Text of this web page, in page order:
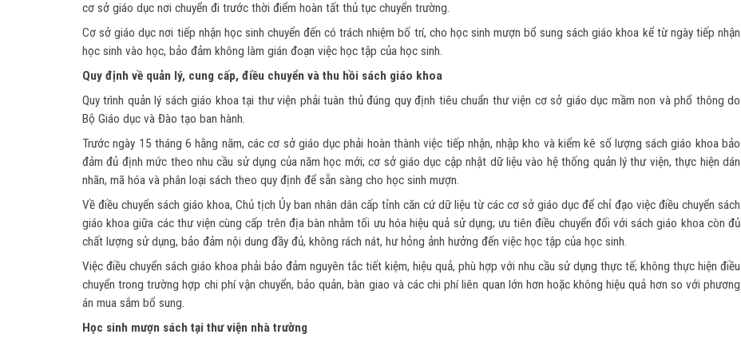
cơ sở giáo dục nơi chuyển đi trước thời điểm hoàn tất thủ tục chuyển trường.
Cơ sở giáo dục nơi tiếp nhận học sinh chuyển đến có trách nhiệm bố trí, cho học sinh mượn bổ sung sách giáo khoa kể từ ngày tiếp nhận
học sinh vào học, bảo đảm không làm gián đoạn việc học tập của học sinh.
Quy định về quản lý, cung cấp, điều chuyển và thu hồi sách giáo khoa
Quy trình quản lý sách giáo khoa tại thư viện phải tuân thủ đúng quy định tiêu chuẩn thư viện cơ sở giáo dục mầm non và phổ thông do
Bộ Giáo dục và Đào tạo ban hành.
Trước ngày 15 tháng 6 hằng năm, các cơ sở giáo dục phải hoàn thành việc tiếp nhận, nhập kho và kiểm kê số lượng sách giáo khoa bảo
đảm đủ định mức theo nhu cầu sử dụng của năm học mới; cơ sở giáo dục cập nhật dữ liệu vào hệ thống quản lý thư viện, thực hiện dán
nhãn, mã hóa và phân loại sách theo quy định để sẵn sàng cho học sinh mượn.
Về điều chuyển sách giáo khoa, Chủ tịch Ủy ban nhân dân cấp tỉnh căn cứ dữ liệu từ các cơ sở giáo dục để chỉ đạo việc điều chuyển sách
giáo khoa giữa các thư viện cùng cấp trên địa bàn nhằm tối ưu hóa hiệu quả sử dụng; ưu tiên điều chuyển đối với sách giáo khoa còn đủ
chất lượng sử dụng, bảo đảm nội dung đầy đủ, không rách nát, hư hỏng ảnh hưởng đến việc học tập của học sinh.
Việc điều chuyển sách giáo khoa phải bảo đảm nguyên tắc tiết kiệm, hiệu quả, phù hợp với nhu cầu sử dụng thực tế; không thực hiện điều
chuyển trong trường hợp chi phí vận chuyển, bảo quản, bàn giao và các chi phí liên quan lớn hơn hoặc không hiệu quả hơn so với phương
án mua sắm bổ sung.
Học sinh mượn sách tại thư viện nhà trường